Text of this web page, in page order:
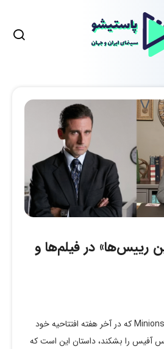
رییس‌ها» در فیلم‌ها و
فیلم Minions: The Rise Of Gru که در آخر هفته افتتاحیه خود
آفیس را بشکند، داستان این است که